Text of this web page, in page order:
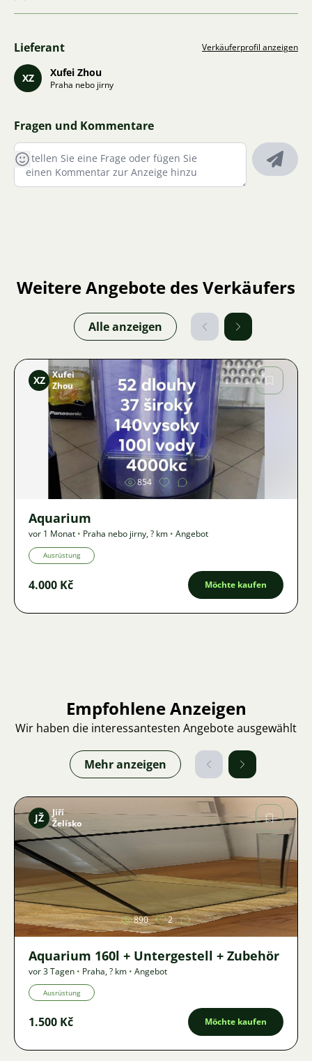
Lieferant Verkäuferprofil anzeigen
XZ Xufei Zhou
Praha nebo jirny
Fragen und Kommentare
Weitere Angebote des Verkäufers
Alle anzeigen
Bild
XZ
Xufei
Zhou
854
Aquarium
vor 1 Monat • Praha nebo jirny,? km • Angebot
Ausrüstung
4.000 Kč Möchte kaufen
Empfohlene Anzeigen
Wir haben die interessantesten Angebote ausgewählt
Mehr anzeigen
Bild
JŽ
Jiří
Želísko
890 2
Aquarium 160l + Untergestell + Zubehör
vor 3 Tagen • Praha,? km • Angebot
Ausrüstung
1.500 Kč Möchte kaufen